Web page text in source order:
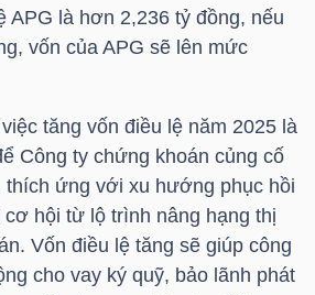
APG là hơn 2,236 tỷ đồng, nếu
vốn của APG sẽ lên mức
tăng vốn điều lệ năm 2025 là
Công ty chứng khoán củng cố
thích ứng với xu hướng phục hồi
cơ hội từ lộ trình nâng hạng thị
Vốn điều lệ tăng sẽ giúp công
cho vay ký quỹ, bảo lãnh phát